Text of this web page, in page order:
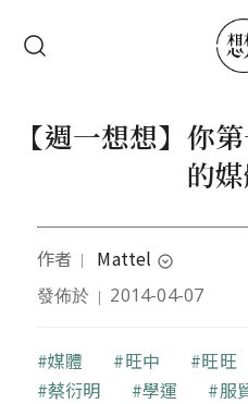
【週一想想】你
的
作者 ｜ Mattel expand_circle_down
留學澳洲的歷史與政治學博
經驗不會承認的故事；因為
出來大家也不會相信。
發佈於 ｜ 2014-04-07
關鍵字
媒體 旺中 旺旺
蔡衍明
學運 服